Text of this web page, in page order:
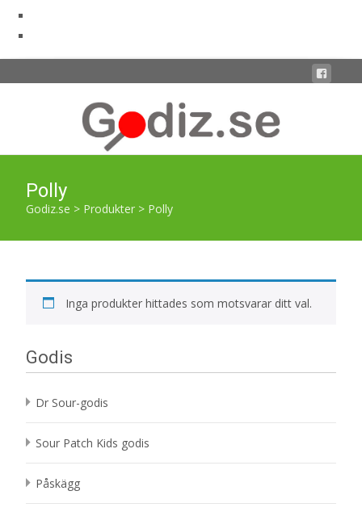
Polly
Godiz.se > Produkter > Polly
Inga produkter hittades som motsvarar ditt val.
Godis
Dr Sour-godis
Sour Patch Kids godis
Påskägg